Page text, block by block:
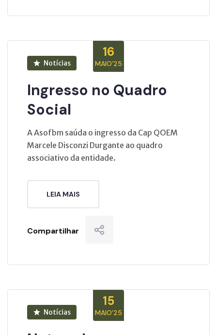
16
MAIO’25
Notícias
Ingresso no Quadro
Social
A Asofbm saúda o ingresso da Cap QOEM
Marcele Disconzi Durgante ao quadro
associativo da entidade.
LEIA MAIS
Compartilhar
15
MAIO’25
Notícias